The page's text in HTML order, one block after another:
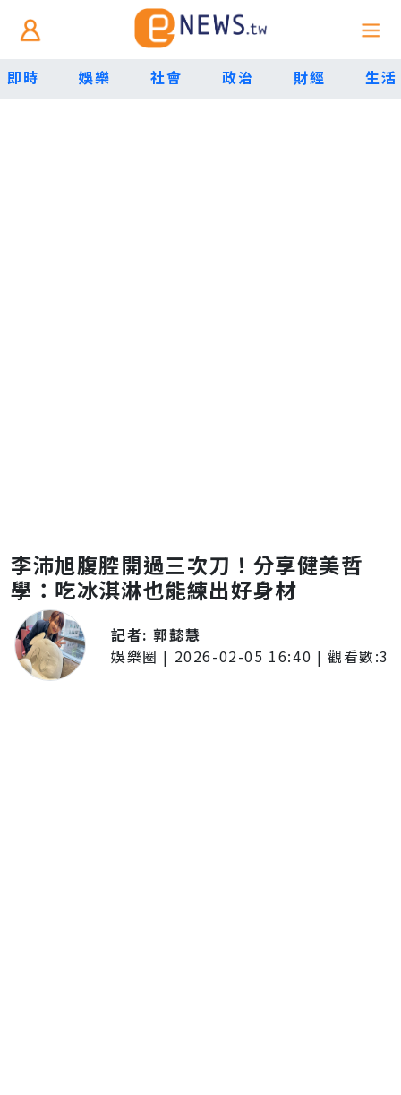
即時 娛樂 社會 政治 財經 生活
李沛旭腹腔開過三次刀！分享健美哲
學：吃冰淇淋也能練出好身材
記者:郭懿慧
娛樂圈 | 2026-02-05 16:40 | 觀看數:3